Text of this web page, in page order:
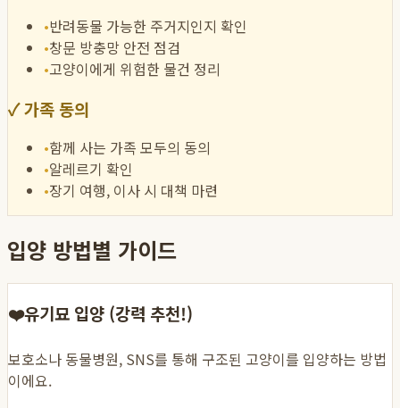
•반려동물 가능한 주거지인지 확인
•창문 방충망 안전 점검
•고양이에게 위험한 물건 정리
✓가족 동의
•함께 사는 가족 모두의 동의
•알레르기 확인
•장기 여행, 이사 시 대책 마련
입양 방법별 가이드
❤️유기묘 입양 (강력 추천!)
보호소나 동물병원, SNS를 통해 구조된 고양이를 입양하는 방법
이에요.